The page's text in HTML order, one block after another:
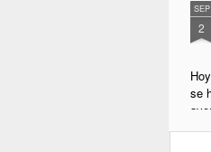
SEP
2
se
del